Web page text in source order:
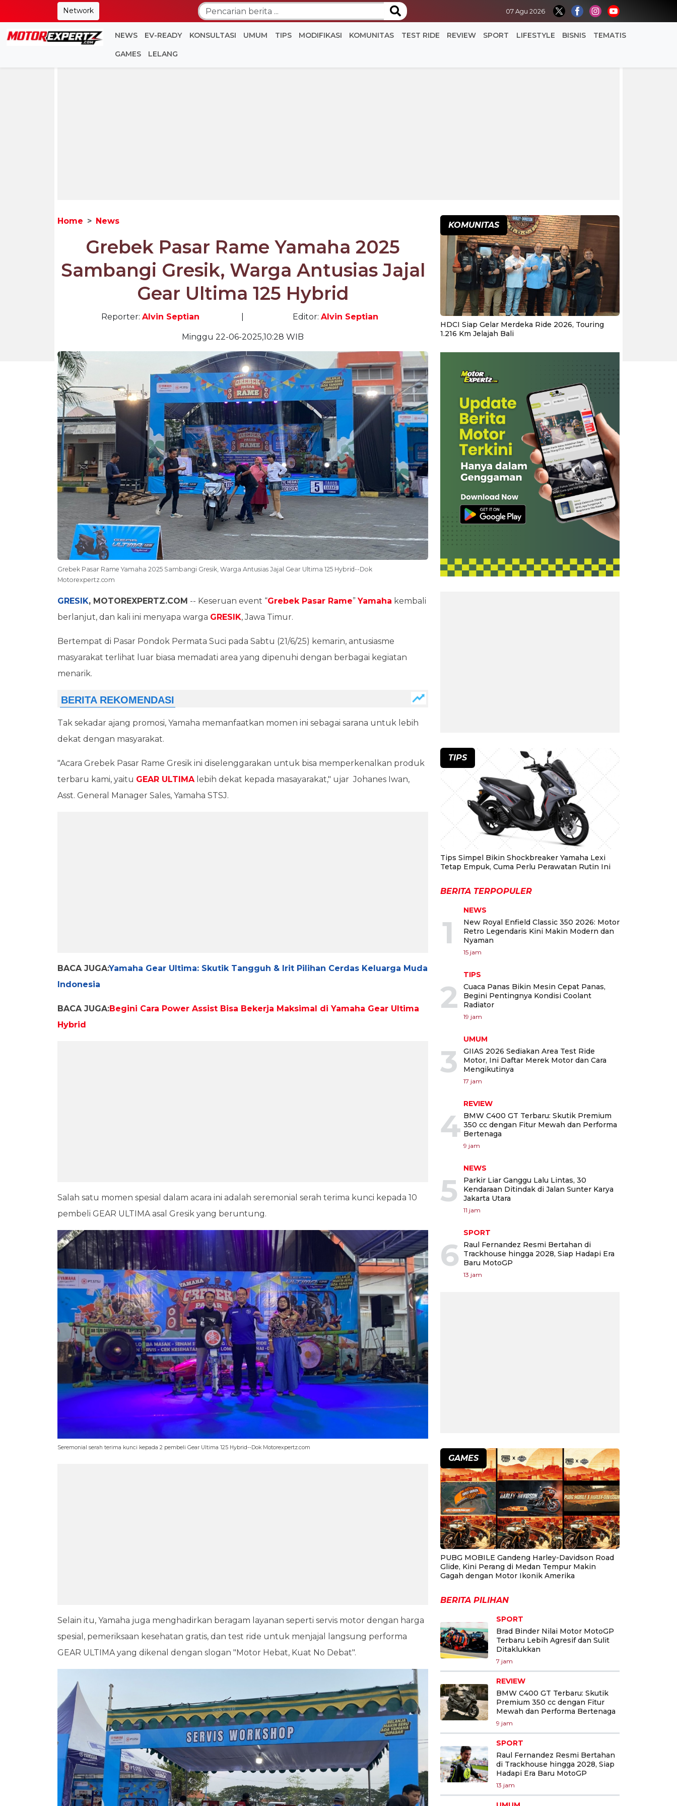
Network 07 Agu 2026
NEWS EV-READY KONSULTASI UMUM TIPS MODIFIKASI KOMUNITAS TEST RIDE REVIEW SPORT LIFESTYLE BISNIS TEMATIS
GAMES LELANG
Home News
Grebek Pasar Rame Yamaha 2025
Sambangi Gresik, Warga Antusias Jajal
Gear Ultima 125 Hybrid
Reporter: Alvin Septian Editor: Alvin Septian
Minggu 22-06-2025,10:28 WIB
Grebek Pasar Rame Yamaha 2025 Sambangi Gresik, Warga Antusias Jajal Gear Ultima 125 Hybrid--Dok
Motorexpertz.com
GRESIK, MOTOREXPERTZ.COM -- Keseruan event “Grebek Pasar Rame”Yamaha kembali
berlanjut, dan kali ini menyapa warga GRESIK, Jawa Timur.
Bertempat di Pasar Pondok Permata Suci pada Sabtu (21/6/25) kemarin, antusiasme
masyarakat terlihat luar biasa memadati area yang dipenuhi dengan berbagai kegiatan
menarik.
Tak sekadar ajang promosi, Yamaha memanfaatkan momen ini sebagai sarana untuk lebih
dekat dengan masyarakat.
"Acara Grebek Pasar Rame Gresik ini diselenggarakan untuk bisa memperkenalkan produk
terbaru kami, yaitu GEAR ULTIMAlebih dekat kepada masayarakat," ujar Johanes Iwan,
Asst. General Manager Sales, Yamaha STSJ.
BACA JUGA:Yamaha Gear Ultima: Skutik Tangguh & Irit Pilihan Cerdas Keluarga Muda
Indonesia
BACA JUGA:Begini Cara Power Assist Bisa Bekerja Maksimal di Yamaha Gear Ultima
Hybrid
Salah satu momen spesial dalam acara ini adalah seremonial serah terima kunci kepada 10
pembeli GEAR ULTIMA asal Gresik yang beruntung.
Seremonial serah terima kunci kepada 2 pembeli Gear Ultima 125 Hybrid--Dok Motorexpertz.com
Selain itu, Yamaha juga menghadirkan beragam layanan seperti servis motor dengan harga
spesial, pemeriksaan kesehatan gratis, dan test ride untuk menjajal langsung performa
GEAR ULTIMA yang dikenal dengan slogan "Motor Hebat, Kuat No Debat".
KOMUNITAS
HDCI Siap Gelar Merdeka Ride 2026, Touring
1.216 Km Jelajah Bali
TIPS
Tips Simpel Bikin Shockbreaker Yamaha Lexi
Tetap Empuk, Cuma Perlu Perawatan Rutin Ini
BERITA TERPOPULER
1
NEWS
New Royal Enfield Classic 350 2026: Motor
Retro Legendaris Kini Makin Modern dan
Nyaman
15 jam
2
TIPS
Cuaca Panas Bikin Mesin Cepat Panas,
Begini Pentingnya Kondisi Coolant
Radiator
19 jam
3
UMUM
GIIAS 2026 Sediakan Area Test Ride
Motor, Ini Daftar Merek Motor dan Cara
Mengikutinya
17 jam
4
REVIEW
BMW C400 GT Terbaru: Skutik Premium
350 cc dengan Fitur Mewah dan Performa
Bertenaga
9 jam
5
NEWS
Parkir Liar Ganggu Lalu Lintas, 30
Kendaraan Ditindak di Jalan Sunter Karya
Jakarta Utara
11 jam
6
SPORT
Raul Fernandez Resmi Bertahan di
Trackhouse hingga 2028, Siap Hadapi Era
Baru MotoGP
13 jam
GAMES
PUBG MOBILE Gandeng Harley-Davidson Road
Glide, Kini Perang di Medan Tempur Makin
Gagah dengan Motor Ikonik Amerika
BERITA PILIHAN
SPORT
Brad Binder Nilai Motor MotoGP
Terbaru Lebih Agresif dan Sulit
Ditaklukkan
7 jam
REVIEW
BMW C400 GT Terbaru: Skutik
Premium 350 cc dengan Fitur
Mewah dan Performa Bertenaga
9 jam
SPORT
Raul Fernandez Resmi Bertahan
di Trackhouse hingga 2028, Siap
Hadapi Era Baru MotoGP
13 jam